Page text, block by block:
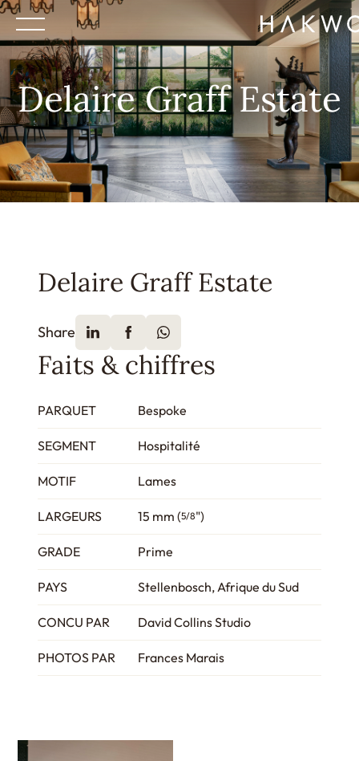
Delaire Graff Estate
Delaire Graff Estate
Share
Faits & chiffres
PARQUET Bespoke
SEGMENT Hospitalité
MOTIF Lames
LARGEURS 15 mm (5/8")
GRADE Prime
PAYS Stellenbosch, Afrique du Sud
CONCU PAR David Collins Studio
PHOTOS PAR Frances Marais